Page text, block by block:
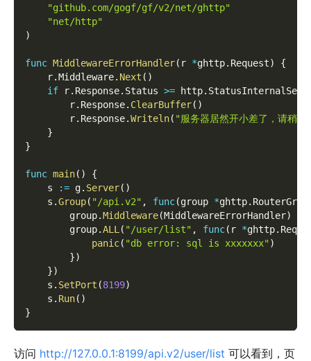
"github.com/gogf/gf/v2/net/ghttp"
"net/http"
)
func MiddlewareErrorHandler( r *ghttp. Request)
{
    r
.Middleware. Next ( )
if r. Response. Status >= http.
        r
. Response. ClearBuffer( )
        r
. Response.Writeln( "服务器居然开小差了，请稍后
}
}
func main( )
{
    s
:= g. Server( )
    s
.Group( "/api.v2" , func(group *ghttp.
        group
.Middleware(MiddlewareErrorHandler)
        group
.ALL ( "/user/list" , func( r *ghttp.
panic( "db error: sql is xxxxxxx")
})
})
    s
. SetPort (8199)
    s
. Run( )
}
访问 http://127.0.0.1:8199/api.v2/user/list 可以看到，页